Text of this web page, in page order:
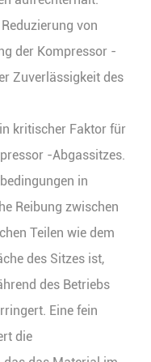
von
der Kompressor -
Zuverlässigkeit des
kritischer Faktor für
-Abgassitzes.
in
Reibung zwischen
Teilen wie dem
des Sitzes ist,
des Betriebs
Eine fein
die